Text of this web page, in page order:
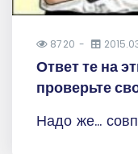
8720
Ответ те на
проверьте
Надо же...